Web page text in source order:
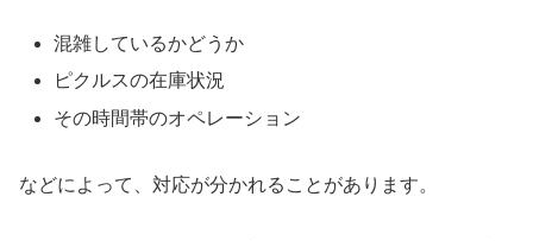
混雑しているかどうか
ピクルスの在庫状況
その時間帯のオペレーション
などによって、対応が分かれることがあります。